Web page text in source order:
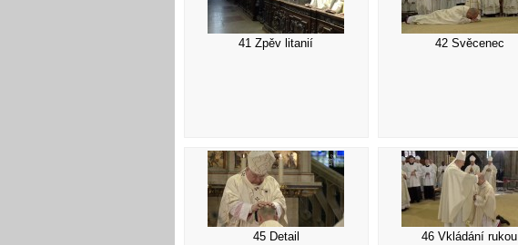
41 Zpěv litanií 42 Svěcenec
45 Detail 46 Vkládání rukou